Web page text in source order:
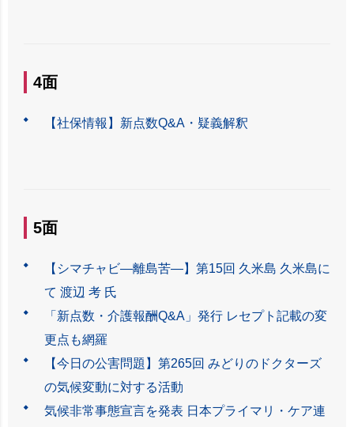
4面
【社保情報】新点数Q&A・疑義解釈
5面
【シマチャビ―離島苦―】第15回 久米島 久米島に
て 渡辺 考 氏
「新点数・介護報酬Q&A」発行 レセプト記載の変
更点も網羅
【今日の公害問題】第265回 みどりのドクターズ
の気候変動に対する活動
気候非常事態宣言を発表 日本プライマリ・ケア連